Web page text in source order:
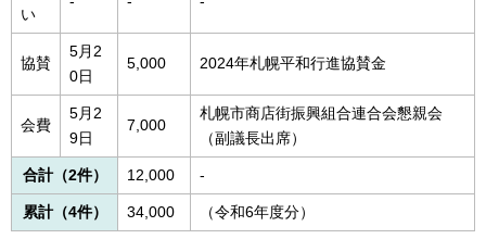
い
協賛
5月2
0日
5,000 2024年札幌平和行進協賛金
会費
5月2
9日
7,000
札幌市商店街振興組合連合会懇親会
（副議長出席）
合計（2件） 12,000 -
累計（4件） 34,000 （令和6年度分）